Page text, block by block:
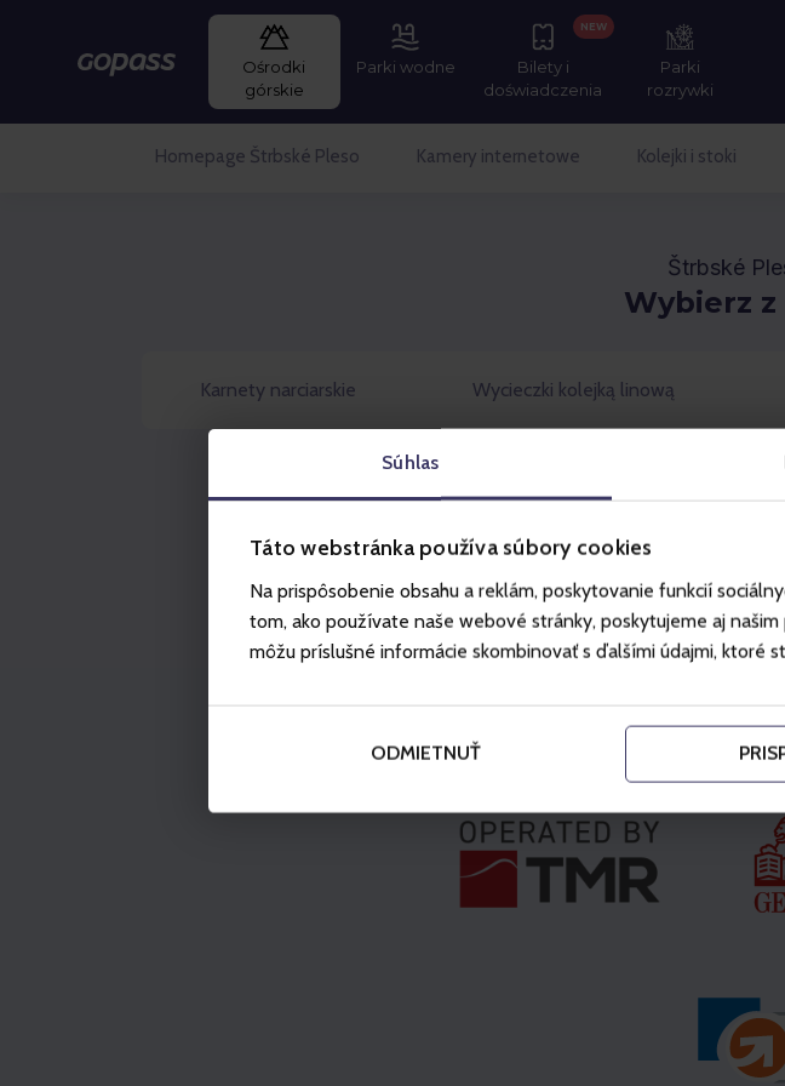
Súhlas
Táto webstránka používa súbory cookies
Na prispôsobenie obsahu a reklám, poskytovanie funkcií
tom, ako používate naše webové stránky, poskytujeme aj
môžu príslušné informácie skombinovať s ďalšími údajmi, ktoré
ODMIETNUŤ
Gopass
Ośrodki
górskie
Parki wodne
Bilety i
doświadczenia
NEW
Parki
rozrywki
Homepage Štrbské Pleso Kamery internetowe Kolejki i stoki
Štrbské
Wybierz z
Karnety narciarskie Wycieczki kolejką linową